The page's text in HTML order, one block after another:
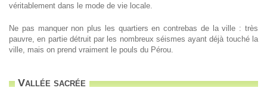
véritablement dans le mode de vie locale.
Ne pas manquer non plus les quartiers en contrebas de la ville : très
pauvre, en partie détruit par les nombreux séismes ayant déjà touché la
ville, mais on prend vraiment le pouls du Pérou.
Vallée sacrée